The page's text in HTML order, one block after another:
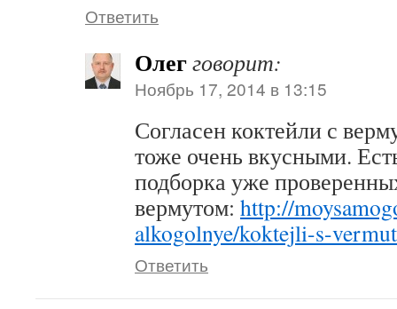
Ответить
Олегговорит:
Ноябрь 17, 2014 в 13:15
Согласен коктейли с
тоже очень вкусными.
подборка уже
вермутом: http://
alkogolnye/koktejli-s-
Ответить